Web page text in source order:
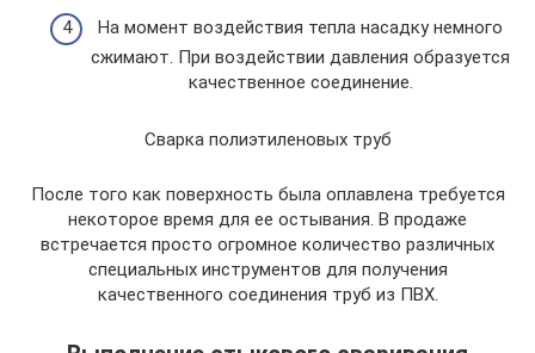
На момент воздействия тепла насадку немного
сжимают. При воздействии давления образуется
качественное соединение.
Сварка полиэтиленовых труб
После того как поверхность была оплавлена требуется
некоторое время для ее остывания. В продаже
встречается просто огромное количество различных
специальных инструментов для получения
качественного соединения труб из ПВХ.